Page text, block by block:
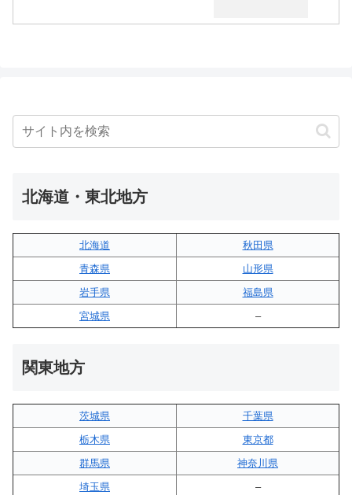
北海道・東北地方
北海道
秋田県
青森県
山形県
岩手県
福島県
宮城県
–
関東地方
茨城県
千葉県
栃木県
東京都
群馬県
神奈川県
埼玉県
–